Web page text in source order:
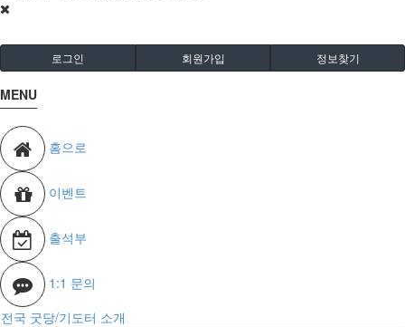
로그인 회원가입 정보찾기
MENU
홈으로
이벤트
출석부
1:1 문의
전국 굿당/기도터 소개